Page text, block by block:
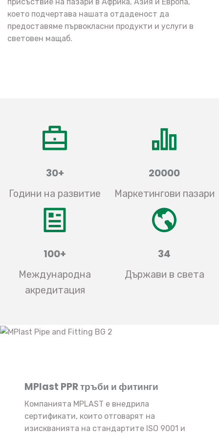
което подчертава нашата отдаденост да
предоставяме първокласни продукти и услуги в
световен мащаб.
30+
Години на развитие
20000
Маркетингови пазари
100+
Международна
акредитация
34
Държави в света
MPlast PPR тръби и фитинги
Компанията MPLAST е внедрила
сертификати, които отговарят на
изискванията на стандартите ISO 9001 и